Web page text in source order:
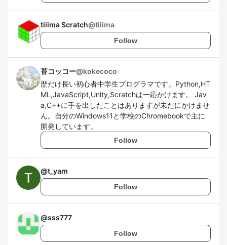
tiiima Scratch@tiiima
Follow
苔コッコー@kokecoco
歴だけ長い初心者中学生プログラマです。Python,HT
ML,JavaScript,Unity,Scratchは一応かけます。 Jav
a,C++に手を出したことはありますが未だにかけませ
ん。自分のWindows11と学校のChromebookで主に
開発しています。
Follow
@t_yam
Follow
@sss777
Follow